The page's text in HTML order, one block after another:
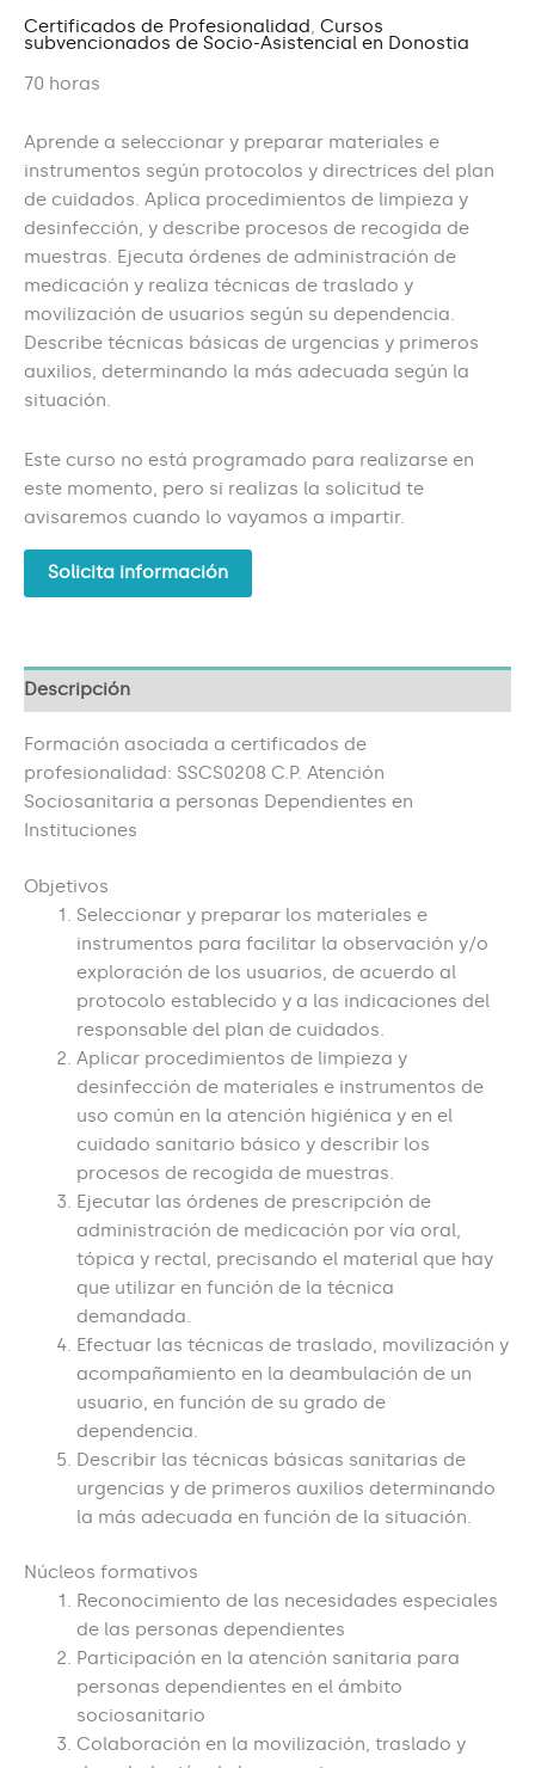
Certificados de Profesionalidad, Cursos
subvencionados de Socio-Asistencial en Donostia
70 horas
Aprende a seleccionar y preparar materiales e
instrumentos según protocolos y directrices del plan
de cuidados. Aplica procedimientos de limpieza y
desinfección, y describe procesos de recogida de
muestras. Ejecuta órdenes de administración de
medicación y realiza técnicas de traslado y
movilización de usuarios según su dependencia.
Describe técnicas básicas de urgencias y primeros
auxilios, determinando la más adecuada según la
situación.
Este curso no está programado para realizarse en
este momento, pero si realizas la solicitud te
avisaremos cuando lo vayamos a impartir.
Solicita información
Descripción
Formación asociada a certificados de
profesionalidad: SSCS0208 C.P. Atención
Sociosanitaria a personas Dependientes en
Instituciones
Objetivos
Seleccionar y preparar los materiales e
instrumentos para facilitar la observación y/o
exploración de los usuarios, de acuerdo al
protocolo establecido y a las indicaciones del
responsable del plan de cuidados.
Aplicar procedimientos de limpieza y
desinfección de materiales e instrumentos de
uso común en la atención higiénica y en el
cuidado sanitario básico y describir los
procesos de recogida de muestras.
Ejecutar las órdenes de prescripción de
administración de medicación por vía oral,
tópica y rectal, precisando el material que hay
que utilizar en función de la técnica
demandada.
Efectuar las técnicas de traslado, movilización y
acompañamiento en la deambulación de un
usuario, en función de su grado de
dependencia.
Describir las técnicas básicas sanitarias de
urgencias y de primeros auxilios determinando
la más adecuada en función de la situación.
Núcleos formativos
Reconocimiento de las necesidades especiales
de las personas dependientes
Participación en la atención sanitaria para
personas dependientes en el ámbito
sociosanitario
Colaboración en la movilización, traslado y